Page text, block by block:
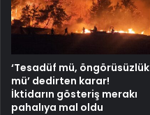
‘Tesadüf mü, öngörüsüzlük
mü’ dedirten karar!
İktidarın gösteriş merakı
pahalıya mal oldu